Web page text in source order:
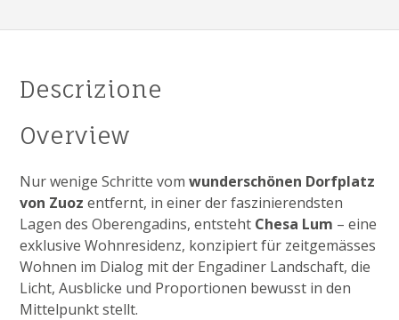
Descrizione
Overview
Nur wenige Schritte vomwunderschönen Dorfplatz
von Zuoz entfernt, in einer der faszinierendsten
Lagen des Oberengadins, entsteht Chesa Lum – eine
exklusive Wohnresidenz, konzipiert für zeitgemässes
Wohnen im Dialog mit der Engadiner Landschaft, die
Licht, Ausblicke und Proportionen bewusst in den
Mittelpunkt stellt.